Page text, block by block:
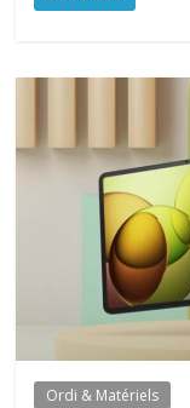
Ordi & Matériels